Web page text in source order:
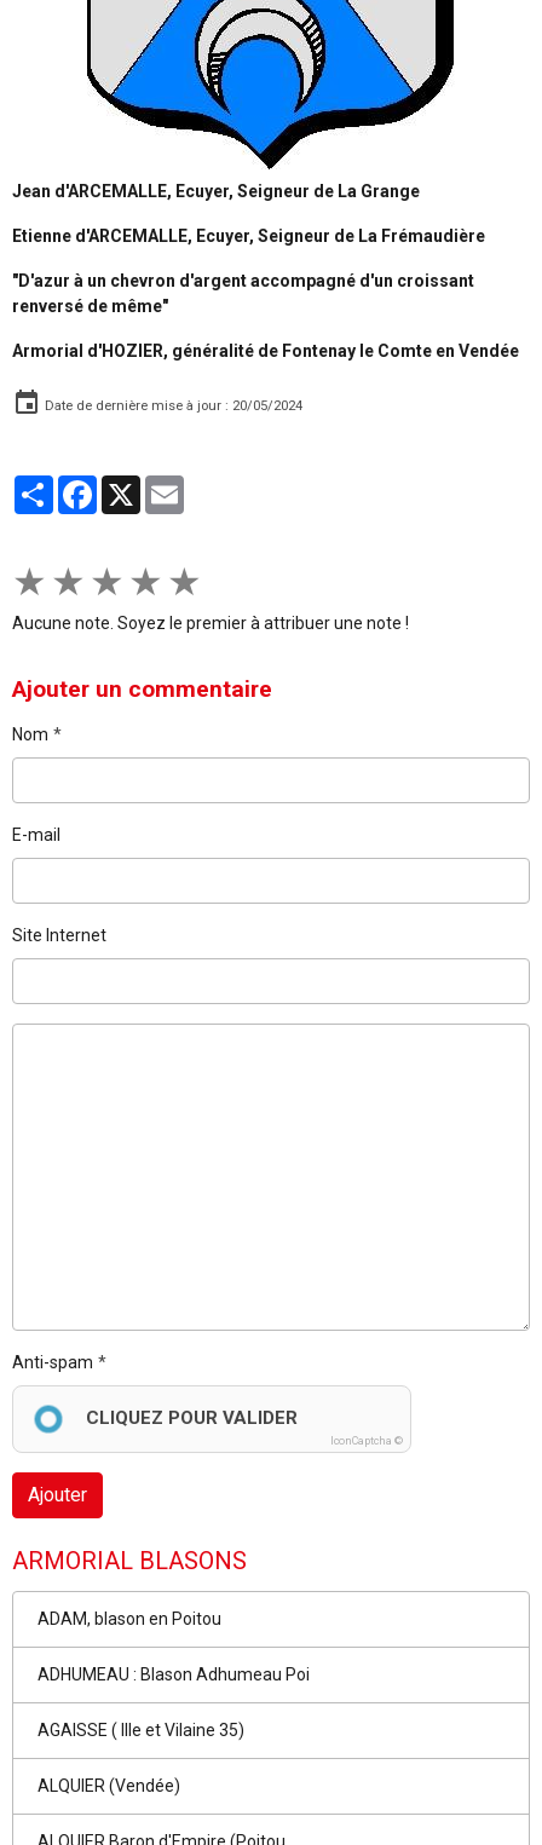
Jean d'ARCEMALLE, Ecuyer, Seigneur de La Grange
Etienne d'ARCEMALLE, Ecuyer, Seigneur de La Frémaudière
"D'azur à un chevron d'argent accompagné d'un croissant
renversé de même"
Armorial d'HOZIER, généralité de Fontenay le Comte en Vendée
Date de dernière mise à jour : 20/05/2024
PartagerFacebook
X
★ ★ ★ ★ ★
Aucune note. Soyez le premier à attribuer une note !
Ajouter un commentaire
Nom
E-mail
Site Internet
Anti-spam
CLIQUEZ POUR VALIDER
IconCaptcha ©
Ajouter
ARMORIAL BLASONS
ADAM, blason en Poitou
ADHUMEAU : Blason Adhumeau Poi
AGAISSE ( Ille et Vilaine 35)
ALQUIER (Vendée)